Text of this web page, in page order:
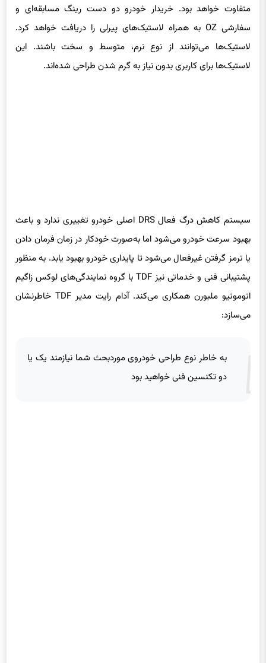
هرچند رقم واقعی بسته به نسبت‌های دنده و قدرت نهایی پیشرانه
متفاوت خواهد بود. خریدار خودرو دو دست رینگ مسابقه‌ای و
سفارشی OZ به همراه لاستیک‌های پیرلی را دریافت خواهد کرد.
لاستیک‌ها می‌توانند از نوع نرم، متوسط و سخت باشند. این
سیستم کاهش درگ فعال DRS اصلی خودرو تغییری ندارد و باعث
بهبود سرعت خودرو می‌شود اما به‌صورت خودکار در زمان فرمان دادن
یا ترمز گرفتن غیرفعال می‌شود تا پایداری خودرو بهبود یابد. به منظور
پشتیبانی فنی و خدماتی نیز TDF با گروه نمایندگی‌های لوکس زاگیم
به خاطر نوع طراحی خودروی موردبحث شما نیازمند یک یا